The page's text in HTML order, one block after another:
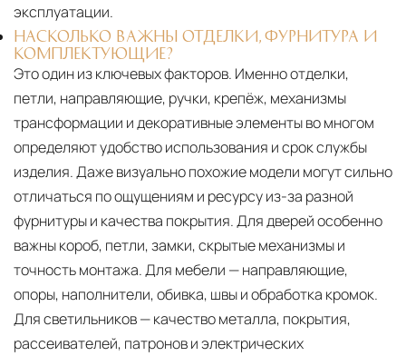
эксплуатации.
НАСКОЛЬКО ВАЖНЫ ОТДЕЛКИ, ФУРНИТУРА И
КОМПЛЕКТУЮЩИЕ?
Это один из ключевых факторов. Именно отделки,
петли, направляющие, ручки, крепёж, механизмы
трансформации и декоративные элементы во многом
определяют удобство использования и срок службы
изделия. Даже визуально похожие модели могут сильно
отличаться по ощущениям и ресурсу из-за разной
фурнитуры и качества покрытия. Для дверей особенно
важны короб, петли, замки, скрытые механизмы и
точность монтажа. Для мебели — направляющие,
опоры, наполнители, обивка, швы и обработка кромок.
Для светильников — качество металла, покрытия,
рассеивателей, патронов и электрических